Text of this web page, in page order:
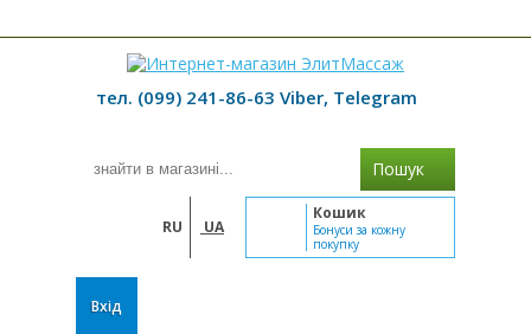
тел. (099) 241-86-63 Viber, Telegram
Пошук
RU UA
Кошик
Бонуси за кожну
покупку
Вхід